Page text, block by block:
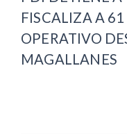
FISCALIZA A
OPERATIVO
MAGALLANES